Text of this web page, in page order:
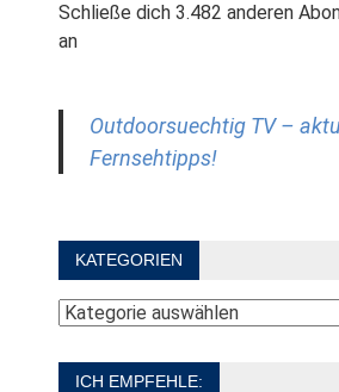
Schließe dich 3.482 anderen
an
Outdoorsuechtig TV –
Fernsehtipps!
KATEGORIEN
Kategorien
ICH EMPFEHLE: